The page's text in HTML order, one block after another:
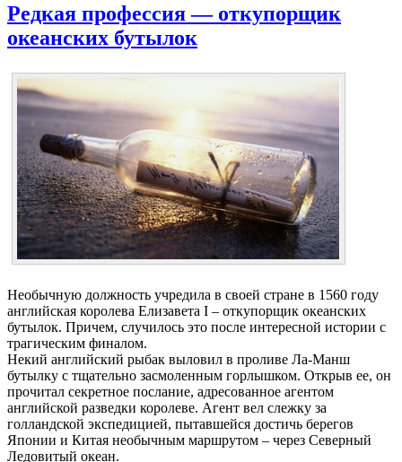
Редкая профессия — откупорщик
океанских бутылок
Необычную должность учредила в своей стране в 1560 году
английская королева Елизавета I – откупорщик океанских
бутылок. Причем, случилось это после интересной истории с
трагическим финалом.
Некий английский рыбак выловил в проливе Ла-Манш
бутылку с тщательно засмоленным горлышком. Открыв ее, он
прочитал секретное послание, адресованное агентом
английской разведки королеве. Агент вел слежку за
голландской экспедицией, пытавшейся достичь берегов
Японии и Китая необычным маршрутом – через Северный
Ледовитый океан.